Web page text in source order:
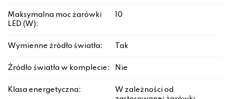
Maksymalna moc żarówki
LED (W):
10
Wymienne źródło światła: Tak
Źródło światła w komplecie: Nie
Klasa energetyczna:
W zależności od